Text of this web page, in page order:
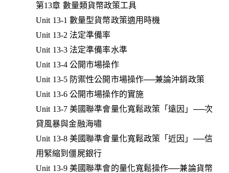
第13章 數量類貨幣政策工具
Unit 13-1 數量型貨幣政策適用時機
Unit 13-2 法定準備率
Unit 13-3 法定準備率水準
Unit 13-4 公開市場操作
Unit 13-5 防禦性公開市場操作──兼論沖銷政策
Unit 13-6 公開市場操作的實施
Unit 13-7 美國聯準會量化寬鬆政策「遠因」──次
貸風暴與金融海嘯
Unit 13-8 美國聯準會量化寬鬆政策「近因」──信
用緊縮到僵屍銀行
Unit 13-9 美國聯準會的量化寬鬆操作──兼論貨幣